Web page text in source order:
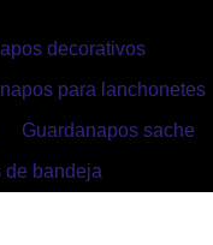
decorativos
para lanchonetes
Guardanapos sache
de bandeja